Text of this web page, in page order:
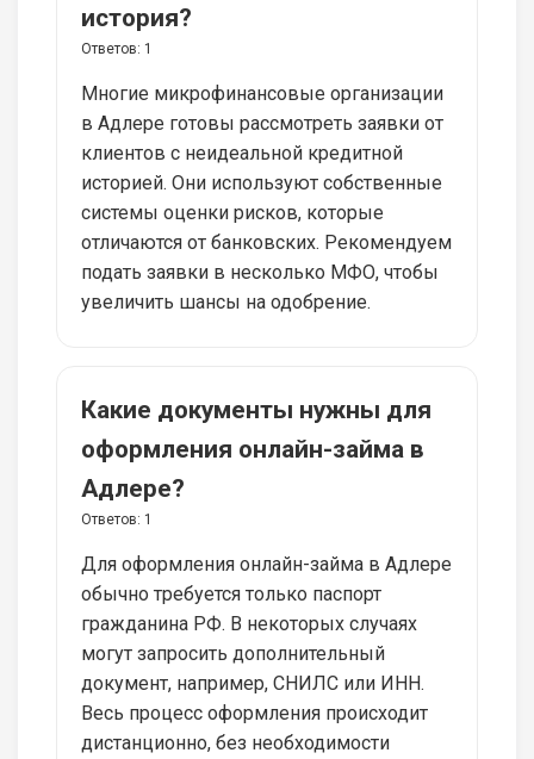
история?
Ответов: 1
Многие микрофинансовые организации
в Адлере готовы рассмотреть заявки от
клиентов с неидеальной кредитной
историей. Они используют собственные
системы оценки рисков, которые
отличаются от банковских. Рекомендуем
подать заявки в несколько МФО, чтобы
увеличить шансы на одобрение.
Какие документы нужны для
оформления онлайн-займа в
Адлере?
Ответов: 1
Для оформления онлайн-займа в Адлере
обычно требуется только паспорт
гражданина РФ. В некоторых случаях
могут запросить дополнительный
документ, например, СНИЛС или ИНН.
Весь процесс оформления происходит
дистанционно, без необходимости